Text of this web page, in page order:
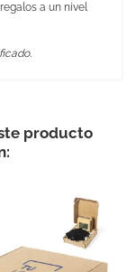
regalos a un nivel
Corrugado
100 x 100 mm
Personalizadas
producto